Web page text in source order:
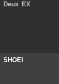
Deus_EX
SHOEI